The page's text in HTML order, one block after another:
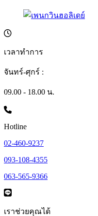
เวลาทำการ
จันทร์-ศุกร์ :
09.00 - 18.00 น.
Hotline
02-460-9237
093-108-4355
063-565-9366
เราช่วยคุณได้